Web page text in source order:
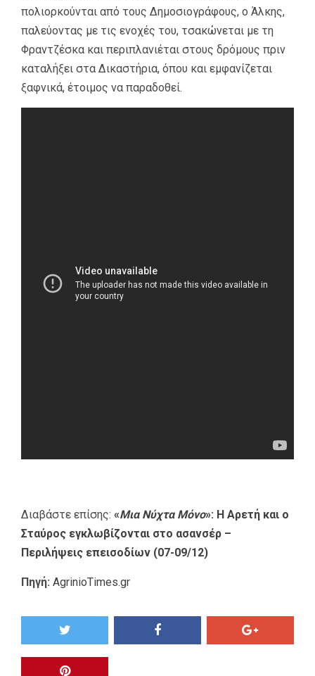
πολιορκούνται από τους Δημοσιογράφους, ο Άλκης,
παλεύοντας με τις ενοχές του, τσακώνεται με τη
Φραντζέσκα και περιπλανιέται στους δρόμους πριν
καταλήξει στα Δικαστήρια, όπου και εμφανίζεται
ξαφνικά, έτοιμος να παραδοθεί.
Διαβάστε επίσης: «Μια Νύχτα Μόνο»: Η Αρετή και ο
Σταύρος εγκλωβίζονται στο ασανσέρ –
Περιλήψεις επεισοδίων (07-09/12)
Πηγή: AgrinioTimes.gr